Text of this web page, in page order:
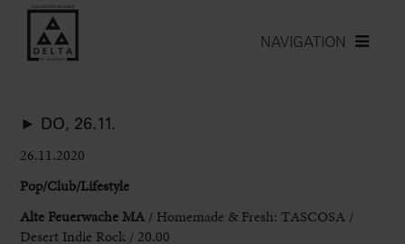
NAVIGATION
► DO, 26.11.
26.11.2020
Pop/Club/Lifestyle
Alte Feuerwache MA / Homemade & Fresh: TASCOSA /
Desert Indie Rock / 20.00